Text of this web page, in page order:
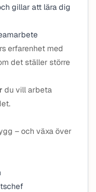
gillar att lära dig
erfarenhet med
det ställer större
du vill arbeta
– och växa över